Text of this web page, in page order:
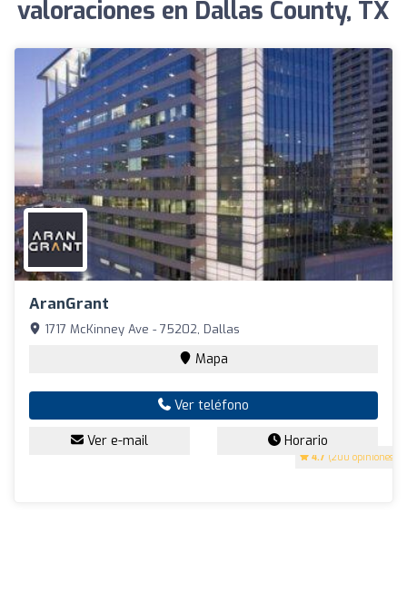
valoraciones en Dallas County, TX
AranGrant
4.7 (200 opiniones)
1717 McKinney Ave - 75202, Dallas
Mapa
Ver teléfono
Ver e-mail Horario